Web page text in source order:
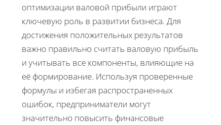
оптимизации валовой прибыли играют
ключевую роль в развитии бизнеса. Для
достижения положительных результатов
важно правильно считать валовую прибыль
и учитывать все компоненты, влияющие на
её формирование. Используя проверенные
формулы и избегая распространенных
ошибок, предприниматели могут
значительно повысить финансовые